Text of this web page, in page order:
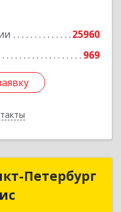
25960
969
Петербург
Петербург
офис